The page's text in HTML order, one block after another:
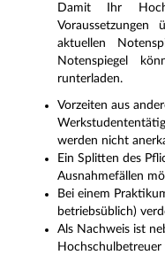
Damit Ihr
aktuellen
Notenspiegel
runterladen.
Vorzeiten aus
werden nicht
Ein Splitten des
Ausnahmefällen
Bei einem
betriebsüblich)
Als Nachweis ist
Hochschulbetreuer